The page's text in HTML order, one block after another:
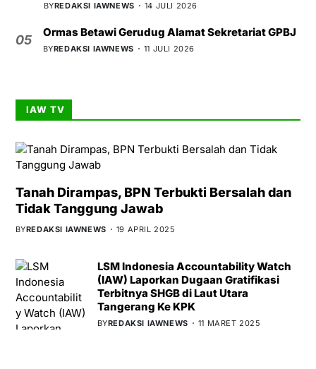
BYREDAKSI IAWNEWS 14 JULI 2026
05
Ormas Betawi Gerudug Alamat Sekretariat GPBJ
BYREDAKSI IAWNEWS 11 JULI 2026
IAW TV
Tanah Dirampas, BPN Terbukti Bersalah dan
Tidak Tanggung Jawab
BYREDAKSI IAWNEWS 19 APRIL 2025
LSM Indonesia Accountability Watch
(IAW) Laporkan Dugaan Gratifikasi
Terbitnya SHGB di Laut Utara
Tangerang Ke KPK
BYREDAKSI IAWNEWS 11 MARET 2025